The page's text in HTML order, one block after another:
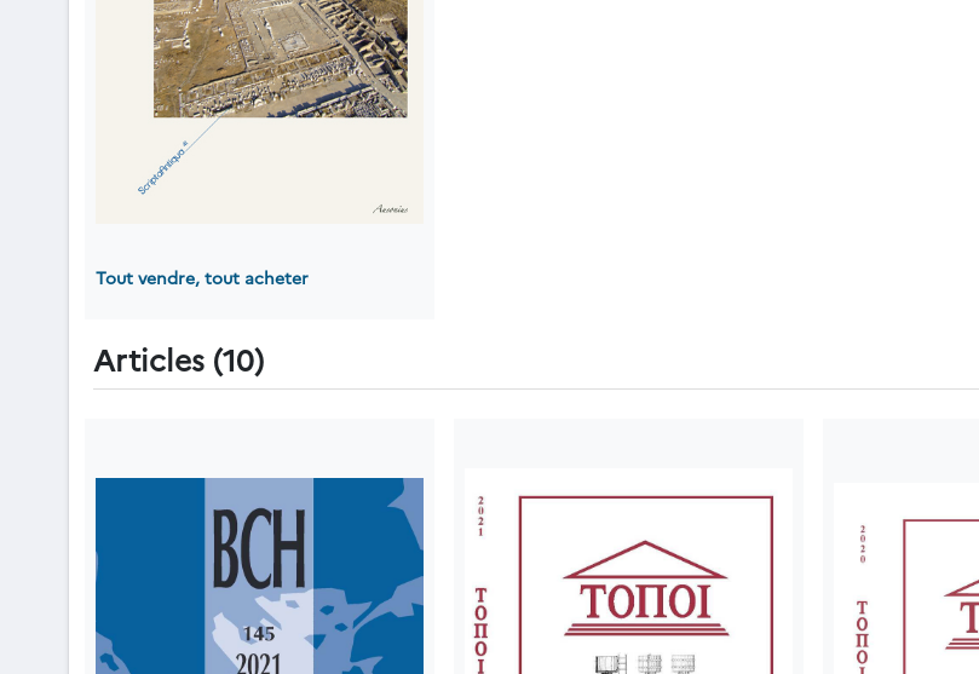
Tout vendre, tout acheter
Articles (10)